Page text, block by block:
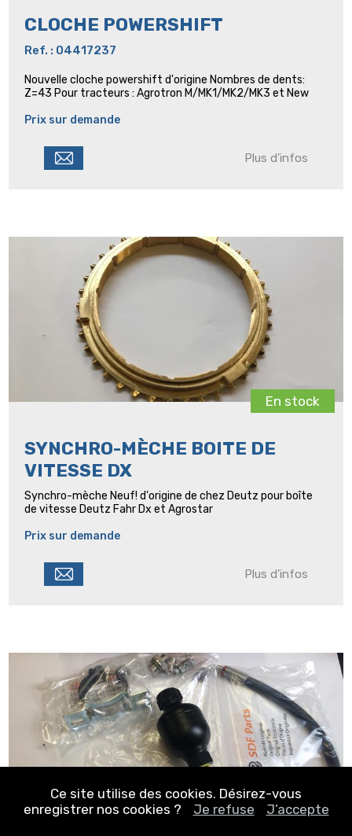
CLOCHE POWERSHIFT
Ref. : 04417237
Nouvelle cloche powershift d'origine Nombres de dents:
Z=43 Pour tracteurs : Agrotron M/MK1/MK2/MK3 et New
Prix sur demande
Plus d'infos
En stock
SYNCHRO-MÈCHE BOITE DE
VITESSE DX
Synchro-mèche Neuf! d'origine de chez Deutz pour boîte
de vitesse Deutz Fahr Dx et Agrostar
Prix sur demande
Plus d'infos
En stock
Ce site utilise des cookies. Désirez-vous
enregistrer nos cookies ?
Je refuse J’accepte